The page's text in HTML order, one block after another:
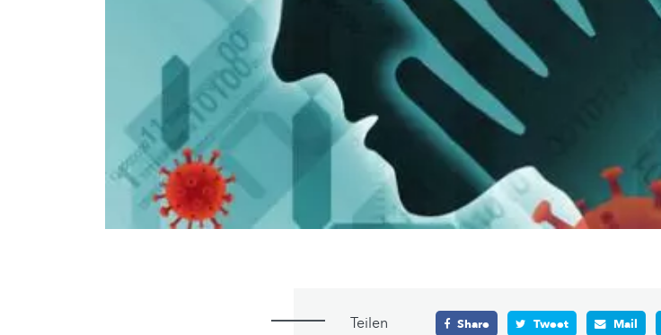
Teilen Share Tweet Mail